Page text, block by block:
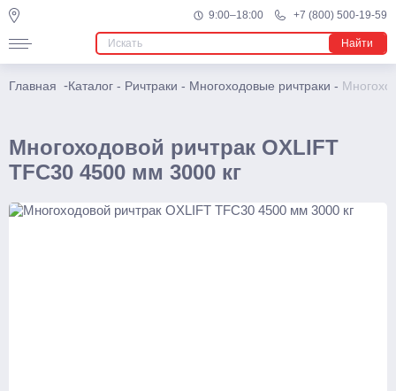
9:00–18:00 +7 (800) 500-19-59
Найти
Главная -Каталог - Ричтраки - Многоходовые ричтраки -
Многоходовой ричтрак OXLIFT
TFC30 4500 мм 3000 кг
Ричтраки
Узкопроходные штабелеры
Подъемники